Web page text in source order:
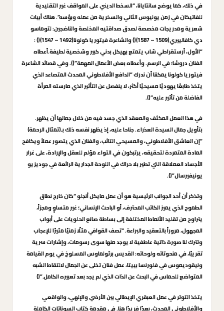
في ذلك، كما يوضح سانتايانا، “السخط الديني على المواقف غير التقليدية
للفاتيكان في زمن يوليوس الثاني والسخرية من عمله وبؤسه”. هناك أبيات
شعرية ومدريجات مخصصة لصدق صداقتيه المخلصة والناضجين: لتوماسو
دي كافالييري(1509 – 1587)() والشاعرة فيتوريا كولونا(1492 – 1547)() :
“الأول، أرستقراطي شاب يتمتع بهيكل بدني كبير وشخصية لطيفة.أعطاه
الفنان دروسًا؛ في الرسم. وأعطاه بعض الأعمال المهمة”(). وفي قصائد الشاعرة
فيتوريا كولونا يمكننا أن ندرك “الدافع الأفلاطوني المحدث المتصاعد الذي
يتخذ طابعًا يهوديًا مسيحيًا أكثر، لا ينفصل عن التأثير الذي مارسته المرأة
الفاضلة من تأثير عليه”().
في هذا العمل المكثف والمعقد الذي جسد فيه من خلال جمالها أن يظهر.
بتأويل جمال السيدة العذراء. جناحا عليه، إذ يظهر نفسه ذلك بـ(تمثال الرحمة)
“إن العاشق الأفلاطوني، والمسيحي التائب، والفنان الذي يتصور عملاً ويكافح
المادة المتمردة لتحقيقه، يرتبكون في التواء مؤلم للعقل والإرادة، على غرار
الأجساد العملاقة التي تطير بلا حراك في اللوحة الجدارية الرائعة في جوديزيو
يونيفيرسال”().
وتذكر أن أحد الجوانب الرئيسية هو أن عمل مايكل أنجلو “كان خارج نطاق
الطموح الذي يميز الكاتب المحترف، أو الباحث الإنساني؛ غير متساوٍ ومجزأ،
يتراوح من تقليد الأنماط المختلفة إلى بساطة صانع الحلويات على أبواب
المجهول، مروراً بالتعقيد والبراعة. “تصف القوافي مثلًا زمنيًا مثيرًا للإعجاب
وتترك لنا صورة ذاتية عاطفية لا يوجد منها سوى رسومات، وإشارات سرية
تقريبًا، في منحوتاته ولوحاته: القديس برثولماوس المسلوخ في يوم القيامة
ونيقوديموس في فلورنسا بييتا، عمل فنان تخلى عن الجمال لالتقاط الشبه
المتواضع للحماس في البحث عن الذات الذي لم يجد بعد تعبيره الكامل.”()
يتخذ التوتر في عمل العبقري الإيطالي بين الأرضي والإلهي، والواقعي
والأفلاطوني المحدث، بعدًا فريدًا هنا. في مقدمة كتاب السوناتات الكاملة